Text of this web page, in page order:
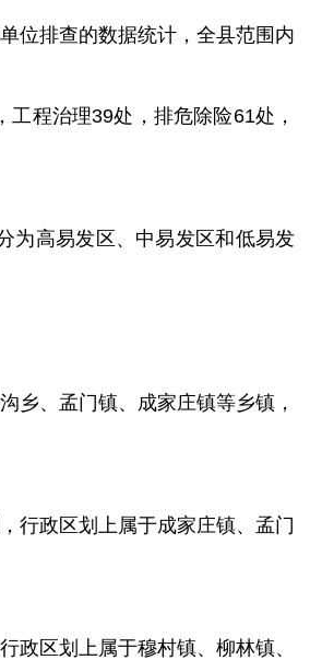
位排查的数据统计，全县范围内
工程治理39处，排危除险61处，
为高易发区、 中易发区和低易发
乡、孟门镇、成家庄镇等乡镇，
行政区划上属于成家庄镇、孟门
政区划上属于穆村镇、柳林镇、